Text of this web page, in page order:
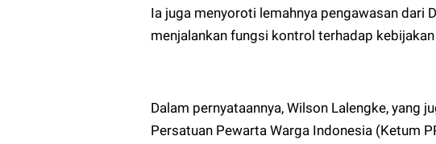
Ia juga menyoroti lemahnya pengawasan dari
menjalankan fungsi kontrol terhadap
Dalam pernyataannya, Wilson Lalengke, yang
Persatuan Pewarta Warga Indonesia (Ketum